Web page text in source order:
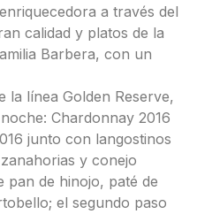
a través del
calidad y platos de la
Barbera, con un
la línea Golden Reserve,
Chardonnay 2016
junto con langostinos
y conejo
pan de hinojo, paté de
el segundo paso